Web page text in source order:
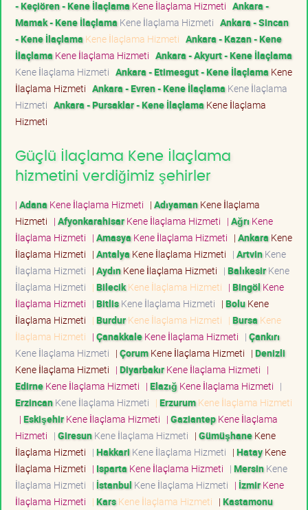
- Keçiören - Kene İlaçlama Kene İlaçlama Hizmeti Ankara -
Mamak - Kene İlaçlama Kene İlaçlama Hizmeti Ankara - Sincan
- Kene İlaçlama Kene İlaçlama Hizmeti Ankara - Kazan - Kene
İlaçlama Kene İlaçlama Hizmeti Ankara - Akyurt - Kene İlaçlama
Kene İlaçlama Hizmeti Ankara - Etimesgut - Kene İlaçlama Kene
İlaçlama Hizmeti Ankara - Evren - Kene İlaçlama Kene İlaçlama
Hizmeti Ankara - Pursaklar - Kene İlaçlama Kene İlaçlama
Hizmeti
Güçlü İlaçlama Kene İlaçlama
hizmetini verdiğimiz şehirler
| Adana Kene İlaçlama Hizmeti | AdıyamanKene İlaçlama
Hizmeti | AfyonkarahisarKene İlaçlama Hizmeti | Ağrı Kene
İlaçlama Hizmeti | Amasya Kene İlaçlama Hizmeti | Ankara Kene
İlaçlama Hizmeti | Antalya Kene İlaçlama Hizmeti | ArtvinKene
İlaçlama Hizmeti | AydınKene İlaçlama Hizmeti | BalıkesirKene
İlaçlama Hizmeti | BilecikKene İlaçlama Hizmeti | Bingöl Kene
İlaçlama Hizmeti | BitlisKene İlaçlama Hizmeti | BoluKene
İlaçlama Hizmeti | BurdurKene İlaçlama Hizmeti | Bursa Kene
İlaçlama Hizmeti | ÇanakkaleKene İlaçlama Hizmeti | Çankırı
Kene İlaçlama Hizmeti | ÇorumKene İlaçlama Hizmeti | Denizli
Kene İlaçlama Hizmeti | DiyarbakırKene İlaçlama Hizmeti |
EdirneKene İlaçlama Hizmeti | Elazığ Kene İlaçlama Hizmeti |
ErzincanKene İlaçlama Hizmeti | ErzurumKene İlaçlama Hizmeti
| EskişehirKene İlaçlama Hizmeti | GaziantepKene İlaçlama
Hizmeti | GiresunKene İlaçlama Hizmeti | GümüşhaneKene
İlaçlama Hizmeti | Hakkari Kene İlaçlama Hizmeti | HatayKene
İlaçlama Hizmeti | Isparta Kene İlaçlama Hizmeti | MersinKene
İlaçlama Hizmeti | İstanbul Kene İlaçlama Hizmeti | İzmirKene
İlaçlama Hizmeti | KarsKene İlaçlama Hizmeti | Kastamonu